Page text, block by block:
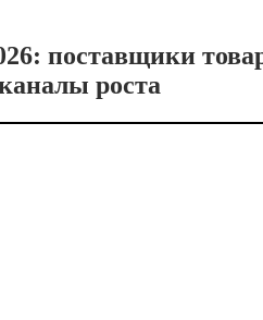
поставщики
роста